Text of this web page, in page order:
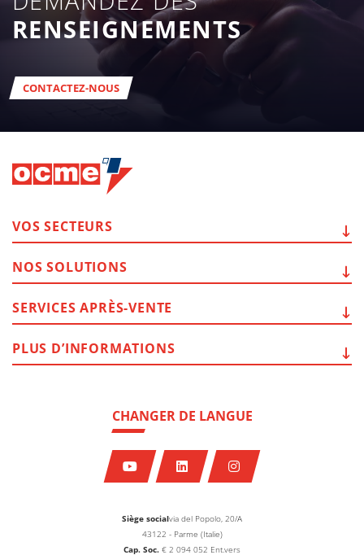
RENSEIGNEMENTS
CONTACTEZ-NOUS
Siège socialvia del Popolo, 20/A
43122 - Parme (Italie)
Cap. Soc. € 2 094 052 Ent.vers
CHANGER DE LANGUE
VOS SECTEURS
NOS SOLUTIONS
SERVICES APRÈS-VENTE
PLUS D’INFORMATIONS